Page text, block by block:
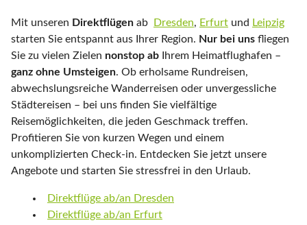
Mit unseren Direktflügen ab Dresden, Erfurt und Leipzig
starten Sie entspannt aus Ihrer Region. Nur bei uns fliegen
Sie zu vielen Zielen nonstop ab Ihrem Heimatflughafen –
ganz ohne Umsteigen. Ob erholsame Rundreisen,
abwechslungsreiche Wanderreisen oder unvergessliche
Städtereisen – bei uns finden Sie vielfältige
Reisemöglichkeiten, die jeden Geschmack treffen.
Profitieren Sie von kurzen Wegen und einem
unkomplizierten Check-in. Entdecken Sie jetzt unsere
Angebote und starten Sie stressfrei in den Urlaub.
Direktflüge ab/an Dresden
Direktflüge ab/an Erfurt